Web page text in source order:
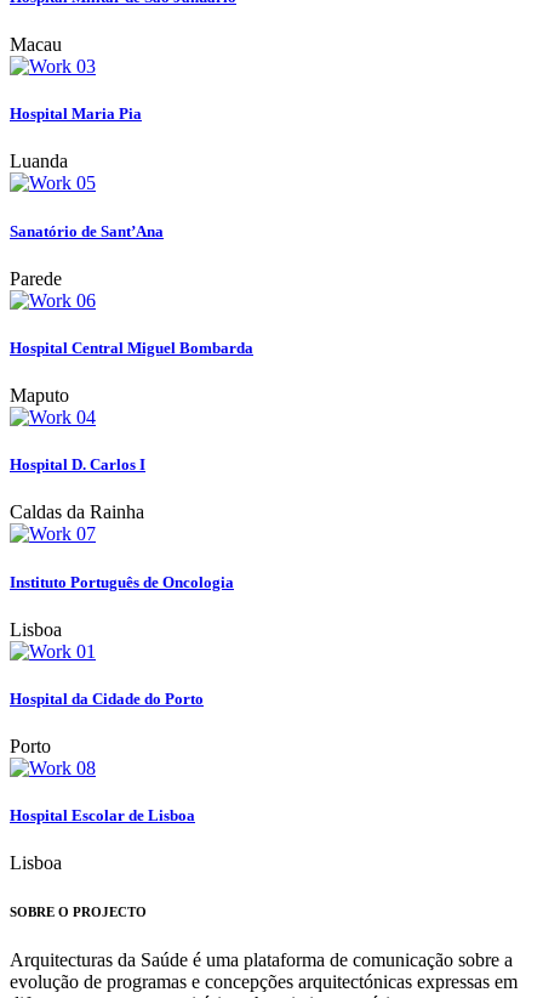
Macau
Hospital Maria Pia
Luanda
Sanatório de Sant’Ana
Parede
Hospital Central Miguel Bombarda
Maputo
Hospital D. Carlos I
Caldas da Rainha
Instituto Português de Oncologia
Lisboa
Hospital da Cidade do Porto
Porto
Hospital Escolar de Lisboa
Lisboa
SOBRE O PROJECTO
Arquitecturas da Saúde é uma plataforma de comunicação sobre a
evolução de programas e concepções arquitectónicas expressas em